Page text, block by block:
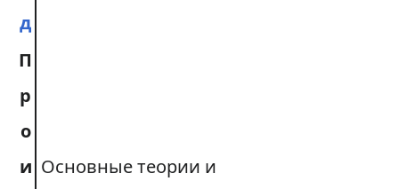
д
П
р
о
и Основные теории и